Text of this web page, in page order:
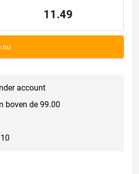
11.49
nu
account
boven de 99.00